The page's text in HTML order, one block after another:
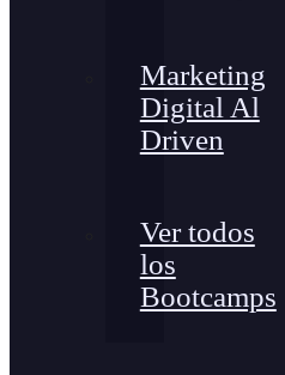
Marketing
Digital Al
Driven
Ver todos
los
Bootcamps